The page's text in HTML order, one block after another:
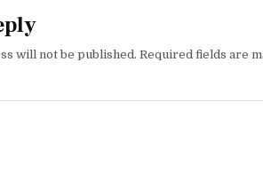
will not be published. Required fields are